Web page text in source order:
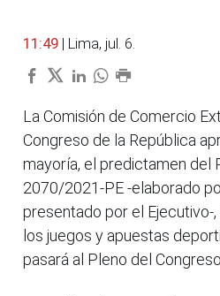
11:49 | Lima, jul. 6.
La Comisión de Comercio
Congreso de la República
mayoría, el predictamen del
2070/2021-PE -elaborado
presentado por el Ejecutivo-
los juegos y apuestas
pasará al Pleno del